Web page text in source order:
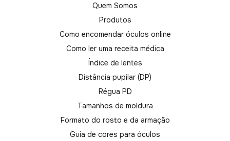
Quem Somos
Produtos
Como encomendar óculos online
Como ler uma receita médica
Índice de lentes
Distância pupilar (DP)
Régua PD
Tamanhos de moldura
Formato do rosto e da armação
Guia de cores para óculos